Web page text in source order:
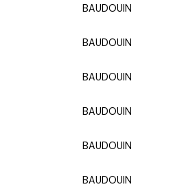
BAUDOUIN
BAUDOUIN
BAUDOUIN
BAUDOUIN
BAUDOUIN
BAUDOUIN